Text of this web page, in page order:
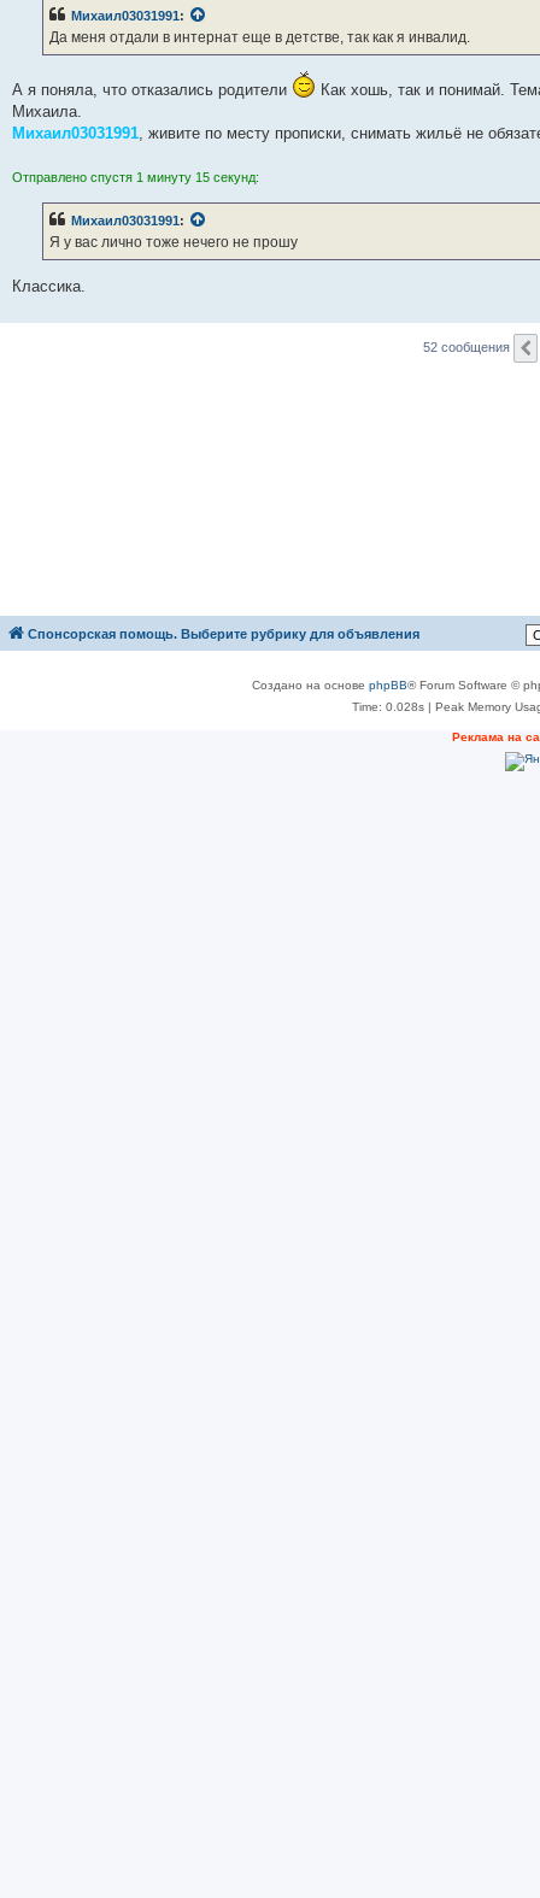
Михаил03031991:
Да меня отдали в интернат еще в детстве, так как я инвалид.
А я поняла, что отказались родители
Как хошь, так и понимай.
Михаила.
Михаил03031991, живите по месту прописки, снимать жильё не
Отправлено спустя 1 минуту 15 секунд:
Михаил03031991:
Я у вас лично тоже нечего не прошу
Классика.
52 сообщения
Спонсорская помощь. Выберите рубрику для объявления
Создано на основе phpBB® Forum Software ©
Time: 0.028s| Peak Memory
Реклама на